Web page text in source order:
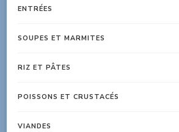
ENTRÉES
SOUPES ET MARMITES
RIZ ET PÂTES
POISSONS ET CRUSTACÉS
VIANDES